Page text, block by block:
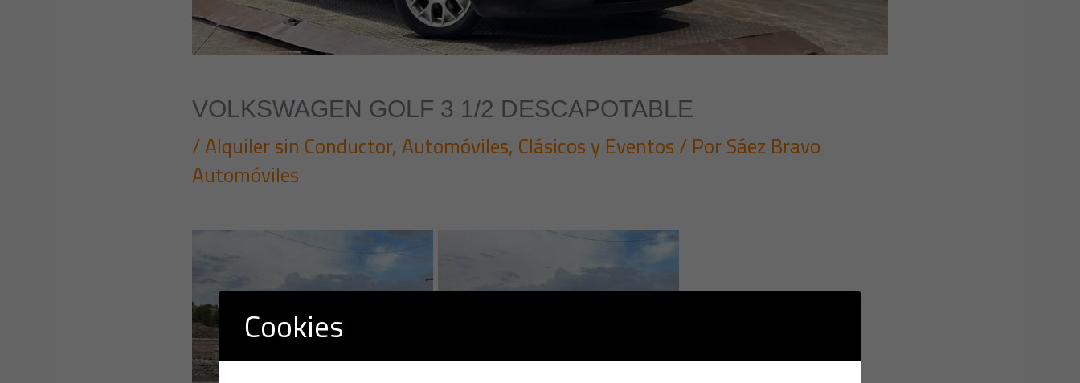
VOLKSWAGEN GOLF 3 1/2 DESCAPOTABLE
/Alquiler sin Conductor,Automóviles,Clásicos y Eventos/ PorSáez Bravo
Automóviles
Cookies